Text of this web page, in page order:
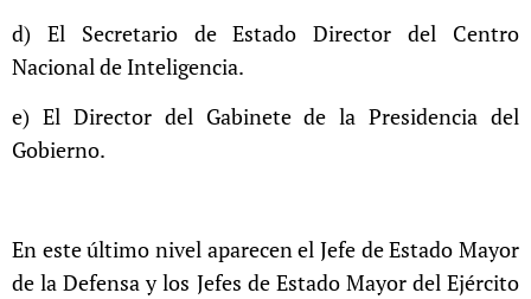
d) El Secretario de Estado Director del Centro
Nacional de Inteligencia.
e) El Director del Gabinete de la Presidencia del
Gobierno.
En este último nivel aparecen el Jefe de Estado Mayor
de la Defensa y los Jefes de Estado Mayor del Ejército